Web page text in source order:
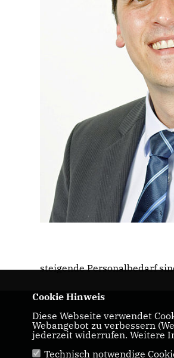
steigende Personalbedarf
Maik Kowalleck -
Landtags
Cookie Hinweis
Diese Webseite verwendet
Webangebot zu verbessern
jederzeit widerrufen. Weitere
Technisch notwendige